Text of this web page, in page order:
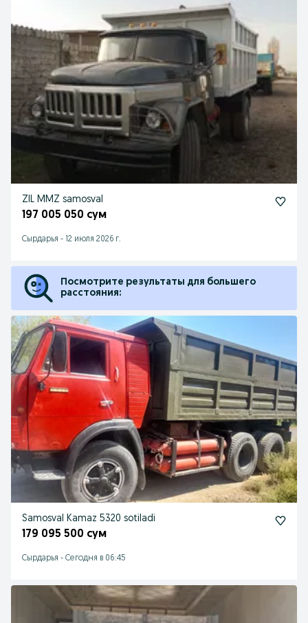
ZIL MMZ samosval
197 005 050 сум
Cырдарья - 12 июля 2026 г.
Посмотрите результаты для большего
расстояния:
Samosval Kamaz 5320 sotiladi
179 095 500 сум
Сырдарья - Сегодня в 06:45